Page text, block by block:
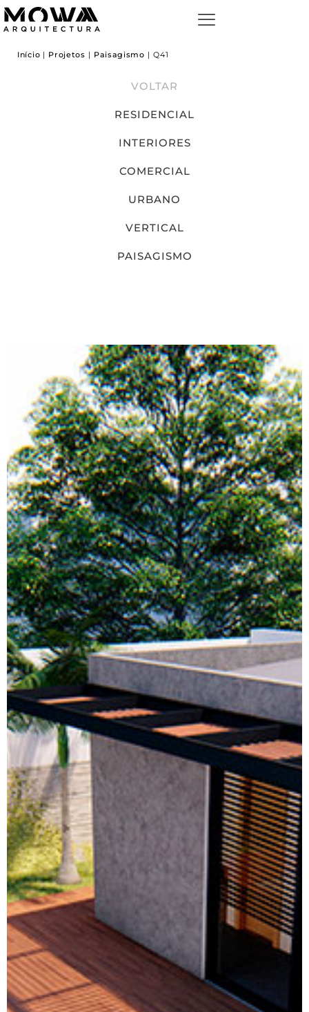
Início | Projetos | Paisagismo | Q41
VOLTAR
RESIDENCIAL
INTERIORES
COMERCIAL
URBANO
VERTICAL
PAISAGISMO